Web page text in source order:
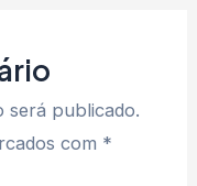
será publicado.
com *